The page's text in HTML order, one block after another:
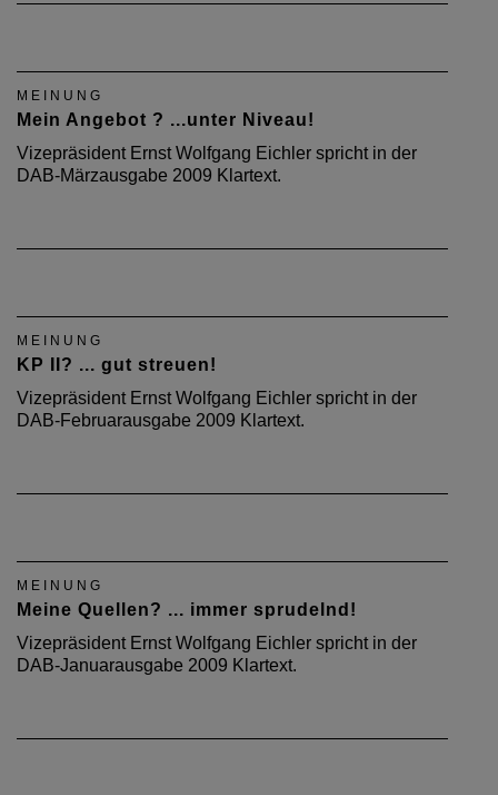
MEINUNG
Mein Angebot ? ...unter Niveau!
Vizepräsident Ernst Wolfgang Eichler spricht in der
DAB-Märzausgabe 2009 Klartext.
MEINUNG
KP II? ... gut streuen!
Vizepräsident Ernst Wolfgang Eichler spricht in der
DAB-Februarausgabe 2009 Klartext.
MEINUNG
Meine Quellen? ... immer sprudelnd!
Vizepräsident Ernst Wolfgang Eichler spricht in der
DAB-Januarausgabe 2009 Klartext.